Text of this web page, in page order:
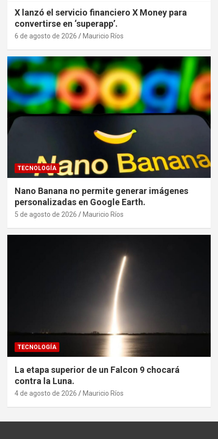
X lanzó el servicio financiero X Money para
convertirse en ‘superapp’.
6 de agosto de 2026 Mauricio Ríos
TECNOLOGÍA
Nano Banana no permite generar imágenes
personalizadas en Google Earth.
5 de agosto de 2026 Mauricio Ríos
TECNOLOGÍA
La etapa superior de un Falcon 9 chocará
contra la Luna.
4 de agosto de 2026 Mauricio Ríos